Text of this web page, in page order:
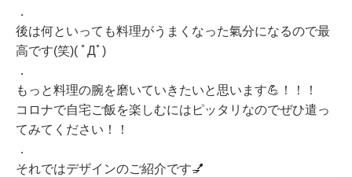
．
後は何といっても料理がうまくなった氣分になるので最
高です(笑)( ﾟДﾟ)
．
もっと料理の腕を磨いていきたいと思います💪！！！
コロナで自宅ご飯を楽しむにはピッタリなのでぜひ遣っ
てみてください！！
．
それではデザインのご紹介です💅